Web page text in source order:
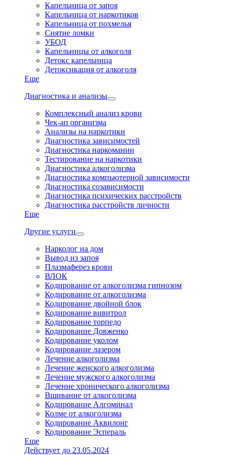
Капельница от запоя
Капельница от наркотиков
Капельница от похмелья
Снятие ломки
УБОД
Капельницы от алкоголя
Детокс капельница
Детоксикация от алкоголя
Еще
Диагностика и анализы
Комплексный анализ крови
Чек-ап организма
Анализы на наркотики
Диагностика зависимостей
Диагностика наркомании
Тестирование на наркотики
Диагностика алкоголизма
Диагностика компьютерной зависимости
Диагностика созависимости
Диагностика психических расстройств
Диагностика расстройств личности
Еще
Другие услуги
Нарколог на дом
Вывод из запоя
Плазмаферез крови
ВЛОК
Кодирование от алкоголизма гипнозом
Кодирование от алкоголизма
Кодирование двойной блок
Кодирование вивитрол
Кодирование торпедо
Кодирование Довженко
Кодирование уколом
Кодирование лазером
Лечение алкоголизма
Лечение женского алкоголизма
Лечение мужского алкоголизма
Лечение хронического алкоголизма
Вшивание от алкоголизма
Кодирование Алгоминал
Колме от алкоголизма
Кодирование Аквилонг
Кодирование Эспераль
Еще
Действует до 23.05.2024